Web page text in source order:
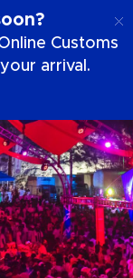
Customs
arrival.